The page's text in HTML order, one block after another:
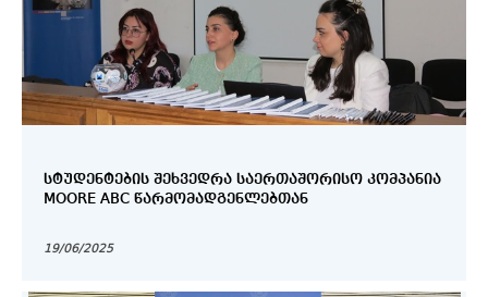
ᲡᲢᲣᲓᲔᲜᲢᲔᲑᲘᲡ ᲨᲔᲮᲕᲔᲓᲠᲐ ᲡᲐᲔᲠᲗᲐᲨᲝᲠᲘᲡᲝ ᲙᲝᲛᲞᲐᲜᲘᲐ
MOORE ABC ᲬᲐᲠᲛᲝᲛᲐᲓᲒᲔᲜᲚᲔᲑᲗᲐᲜ
19/06/2025